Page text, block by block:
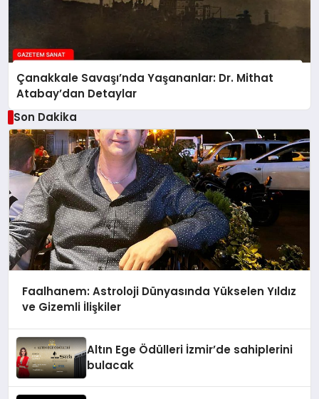
Çanakkale Savaşı’nda Yaşananlar: Dr. Mithat
Atabay’dan Detaylar
Son Dakika
Faalhanem: Astroloji Dünyasında Yükselen Yıldız
ve Gizemli İlişkiler
Altın Ege Ödülleri İzmir’de sahiplerini
bulacak